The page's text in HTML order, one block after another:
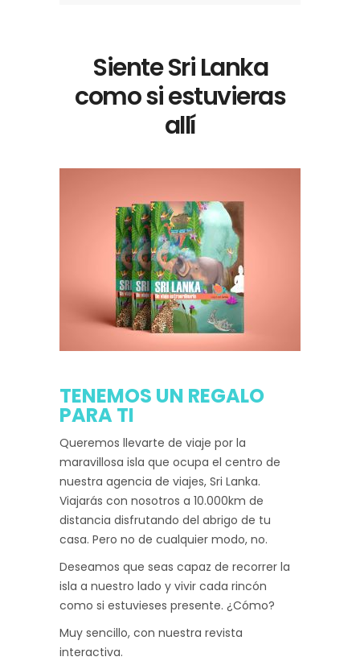
Siente Sri Lanka
como si estuvieras
allí
TENEMOS UN REGALO
PARA TI
Queremos llevarte de viaje por la
maravillosa isla que ocupa el centro de
nuestra agencia de viajes, Sri Lanka.
Viajarás con nosotros a 10.000km de
distancia disfrutando del abrigo de tu
casa. Pero no de cualquier modo, no.
Deseamos que seas capaz de recorrer la
isla a nuestro lado y vivir cada rincón
como si estuvieses presente. ¿Cómo?
Muy sencillo, con nuestra revista
interactiva.